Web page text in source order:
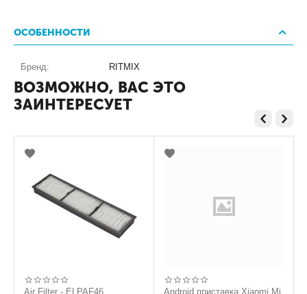
ОСОБЕННОСТИ
Бренд: RITMIX
ВОЗМОЖНО, ВАС ЭТО
ЗАИНТЕРЕСУЕТ
Air Filter - ELPAF46 Android приставка Xiaomi Mi